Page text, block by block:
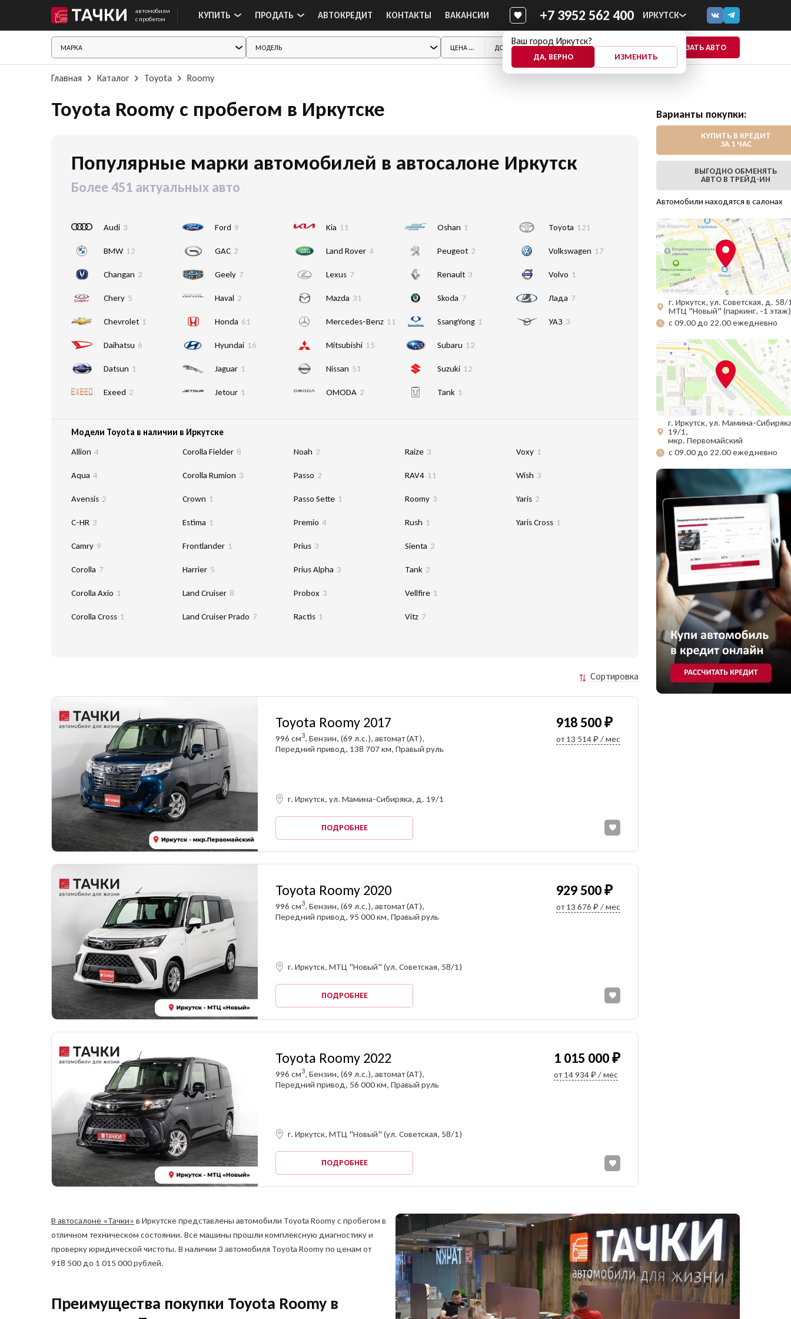
автомобили
с пробегом
КУПИТЬ ПРОДАТЬ АВТОКРЕДИТ КОНТАКТЫ ВАКАНСИИ +7 3952 562 400 ИРКУТСК
Ваш город Иркутск?
ДА, ВЕРНО ИЗМЕНИТЬ
ЕЩЕ ПОКАЗАТЬ АВТО
Главная Каталог Toyota Roomy
Toyota Roomy с пробегом в Иркутске
Популярные марки автомобилей в автосалоне Иркутск
Более 451 актуальных авто
Audi 3
BMW 12
Changan 2
Chery 5
Chevrolet 1
Daihatsu 6
Datsun 1
Exeed 2
Ford 9
GAC 2
Geely 7
Haval 2
Honda 61
Hyundai 16
Jaguar 1
Jetour 1
Kia 11
Land Rover 4
Lexus 7
Mazda 31
Mercedes-Benz 11
Mitsubishi 15
Nissan 51
OMODA 2
Oshan 1
Peugeot 2
Renault 3
Skoda 7
SsangYong 1
Subaru 12
Suzuki 12
Tank 1
Toyota 121
Volkswagen 17
Volvo 1
Лада 7
УАЗ 3
Модели Toyota в наличии в Иркутске
Allion 4
Aqua 4
Avensis 2
C-HR 3
Camry 9
Corolla 7
Corolla Axio 1
Corolla Cross 1
Corolla Fielder 8
Corolla Rumion 3
Crown 1
Estima 1
Frontlander 1
Harrier 5
Land Cruiser 8
Land Cruiser Prado 7
Noah 2
Passo 2
Passo Sette 1
Premio 4
Prius 3
Prius Alpha 3
Probox 3
Ractis 1
Raize 3
RAV4 11
Roomy 3
Rush 1
Sienta 2
Tank 2
Vellfire 1
Vitz 7
Voxy 1
Wish 3
Yaris 2
Yaris Cross 1
Сортировка
918 500 ₽
от 13 514 ₽ / мес
Toyota Roomy 2017
996 см3, Бензин, (69 л.с.), автомат (AT),
Передний привод, 138 707 км, Правый руль
г. Иркутск, ул. Мамина-Сибиряка, д. 19/1
ПОДРОБНЕЕ
929 500 ₽
от 13 676 ₽ / мес
Toyota Roomy 2020
996 см3, Бензин, (69 л.с.), автомат (AT),
Передний привод, 95 000 км, Правый руль
г. Иркутск, МТЦ "Новый" (ул. Советская, 58/1)
ПОДРОБНЕЕ
1 015 000 ₽
от 14 934 ₽ / мес
Toyota Roomy 2022
996 см3, Бензин, (69 л.с.), автомат (AT),
Передний привод, 56 000 км, Правый руль
г. Иркутск, МТЦ "Новый" (ул. Советская, 58/1)
ПОДРОБНЕЕ
Варианты покупки:
КУПИТЬ В КРЕДИТ
ЗА 1 ЧАС
ВЫГОДНО ОБМЕНЯТЬ
АВТО В ТРЕЙД-ИН
Автомобили находятся в салонах
г. Иркутск, ул. Советская, д. 58/
МТЦ "Новый" (паркинг, -1 этаж)
с 09.00 до 22.00 ежедневно
г. Иркутск, ул. Мамина-
19/1,
мкр. Первомайский
с 09.00 до 22.00 ежедневно
В автосалоне «Тачки» в Иркутске представлены автомобили Toyota Roomy с пробегом в
отличном техническом состоянии. Все машины прошли комплексную диагностику и
проверку юридической чистоты. В наличии 3 автомобиля Toyota Roomy по ценам от
918 500 до 1 015 000 рублей.
Преимущества покупки Toyota Roomy в
Укажите свои контакты,
и специалист ответит вам
на все вопросы
ОСТАВИТЬ ЗАЯВКУ
Куда отправить отчет?
Telegram
ПОЛУЧИТЬ ОТЧЕТ
предметное,
информированное,
Укажите свои контакты,
и мы забронируем
автомобиль на 1 час
ОСТАВИТЬ ЗАЯВКУ
Оставить заявку на продажу
автомобиля
ОФОРМИТЬ ОНЛАЙН
Оформите анкету онлайн и получите решение
Автомобили с аукционов "ниже рынка"
Торги проходят каждый день в реальном времени. Выбирайте
автомобиль, делайте ставку или покупайте мгновенно по